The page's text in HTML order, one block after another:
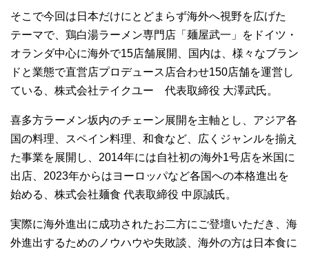
そこで今回は日本だけにとどまらず海外へ視野を広げた
テーマで、鶏白湯ラーメン専門店「麺屋武一」をドイツ・
オランダ中心に海外で15店舗展開、国内は、様々なブラン
ドと業態で直営店プロデュース店合わせ150店舗を運営し
ている、株式会社テイクユー 代表取締役 大澤武氏。
喜多方ラーメン坂内のチェーン展開を主軸とし、アジア各
国の料理、スペイン料理、和食など、広くジャンルを揃え
た事業を展開し、2014年には自社初の海外1号店を米国に
出店、2023年からはヨーロッパなど各国への本格進出を
始める、株式会社麺食 代表取締役 中原誠氏。
実際に海外進出に成功されたお二方にご登壇いただき、海
外進出するためのノウハウや失敗談、海外の方は日本食に